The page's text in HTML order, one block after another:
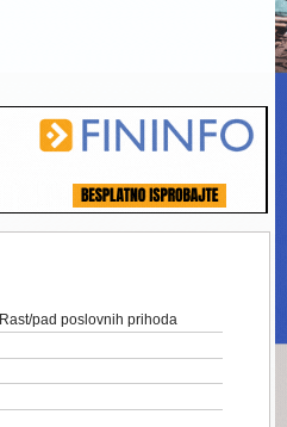
Rast/pad poslovnih prihoda